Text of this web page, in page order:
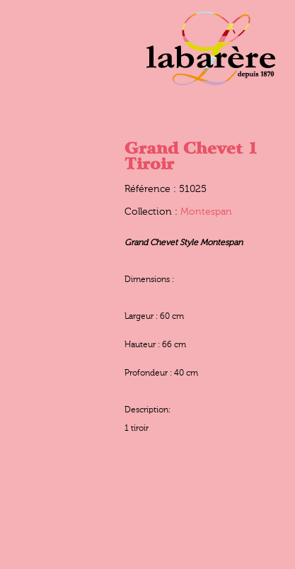
Grand Chevet 1
Tiroir
Référence : 51025
Collection : Montespan
Grand Chevet Style Montespan
Dimensions :
Largeur : 60 cm
Hauteur : 66 cm
Profondeur : 40 cm
Description:
1 tiroir